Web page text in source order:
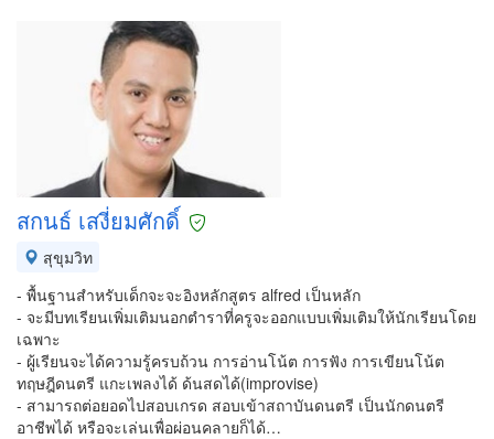
สกนธ์ เสงี่ยมศักดิ์
สุขุมวิท
- พื้นฐานสำหรับเด็กจะจะอิงหลักสูตร alfred เป็นหลัก
- จะมีบทเรียนเพิ่มเติมนอกตำราที่ครูจะออกแบบเพิ่มเติมให้นักเรียนโดย
เฉพาะ
- ผู้เรียนจะได้ความรู้ครบถ้วน การอ่านโน้ต การฟัง การเขียนโน้ต
ทฤษฎีดนตรี แกะเพลงได้ ด้นสดได้(improvise)
- สามารถต่อยอดไปสอบเกรด สอบเข้าสถาบันดนตรี เป็นนักดนตรี
อาชีพได้ หรือจะเล่นเพื่อผ่อนคลายก็ได้…